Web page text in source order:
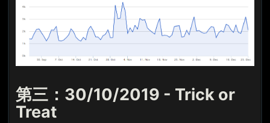
第三：30/10/2019 - Trick or
Treat